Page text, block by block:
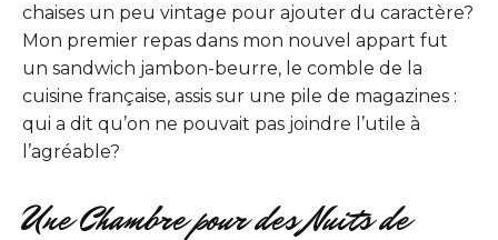
chaises un peu vintage pour ajouter du caractère?
Mon premier repas dans mon nouvel appart fut
un sandwich jambon-beurre, le comble de la
cuisine française, assis sur une pile de magazines :
qui a dit qu’on ne pouvait pas joindre l’utile à
l’agréable?
Une Chambre pour des Nuits de